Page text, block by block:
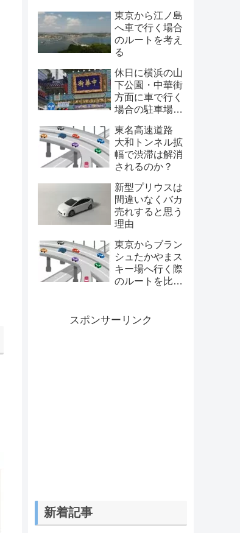
東京から江ノ島
へ車で行く場合
のルートを考え
る
休日に横浜の山
下公園・中華街
方面に車で行く
場合の駐車場・
る
東名高速道路
大和トンネル拡
幅で渋滞は解消
されるのか？
新型プリウスは
間違いなくバカ
売れすると思う
理由
東京からブラン
シュたかやまス
キー場へ行く際
のルートを比較
スポンサーリンク
新着記事